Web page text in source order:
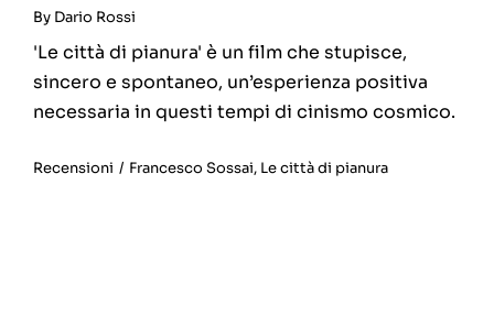
By Dario Rossi
'Le città di pianura' è un film che stupisce,
sincero e spontaneo, un’esperienza positiva
necessaria in questi tempi di cinismo cosmico.
Recensioni / Francesco Sossai, Le città di pianura